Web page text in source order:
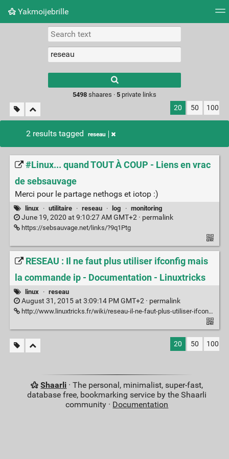
Yakmoijebrille
Picture wall
results.
5498shaares · 5private links
20 50 100
2 results tagged reseau
#Linux... quand TOUT À COUP - Liens en vrac
de sebsauvage
Merci pour le partage nethogs et iotop :)
linux · utilitaire · reseau · log · monitoring
June 19, 2020 at 9:10:27 AM GMT+2 · permalink
https://sebsauvage.net/links/?9q1Ptg
RESEAU : Il ne faut plus utiliser ifconfig mais
la commande ip - Documentation - Linuxtricks
linux · reseau
August 31, 2015 at 3:09:14 PM GMT+2 · permalink
http://www.linuxtricks.fr/wiki/reseau-il-ne-faut-plus-utiliser-ifconfig-mais-la-commande-ip
20 50 100
Shaarli · The personal, minimalist, super-fast,
database free, bookmarking service by the Shaarli
community · Documentation